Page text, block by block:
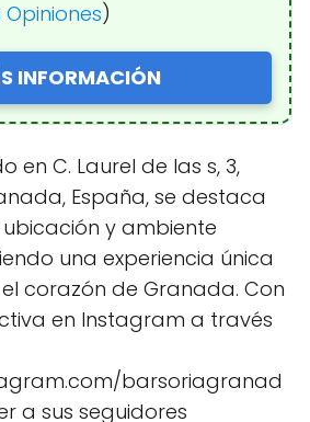
Opiniones)
INFORMACIÓN
en C. Laurel de las s, 3,
España, se destaca
y ambiente
una experiencia única
corazón de Granada. Con
en Instagram a través
barsoriagranad
a sus seguidores